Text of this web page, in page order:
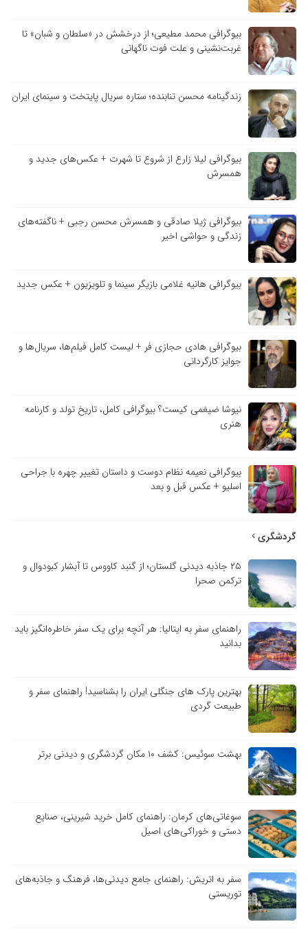
بیوگرافی محمد مطیعی؛ از درخشش در «سلطان و شبان» تا
غربت‌نشینی و علت فوت ناگهانی
زندگینامه محسن تنابنده؛ ستاره سریال پایتخت و سینمای ایران
بیوگرافی لیلا زارع از شروع تا شهرت + عکس‌های جدید و
همسرش
بیوگرافی ژیلا صادقی و همسرش محسن رجبی + ناگفته‌های
زندگی و حواشی اخیر
بیوگرافی هانیه غلامی بازیگر سینما و تلویزیون + عکس جدید
بیوگرافی هادی حجازی فر + لیست کامل فیلم‌ها، سریال‌ها و
جوایز کارگردانی
نیوشا ضیغمی کیست؟ بیوگرافی کامل، تاریخ تولد و کارنامه
هنری
بیوگرافی نعیمه نظام دوست و داستان تغییر چهره با جراحی
اسلیو + عکس قبل و بعد
گردشگری
۲۵ جاذبه دیدنی گلستان؛ از گنبد کاووس تا آبشار کبودوال و
ترکمن صحرا
راهنمای سفر به ایتالیا: هر آنچه برای یک سفر خاطره‌انگیز باید
بدانید
بهترین پارک های جنگلی ایران را بشناسید! راهنمای سفر و
طبیعت گردی
بهشت سوئیس: کشف ۱۰ مکان گردشگری و دیدنی برتر
سوغاتی‌های کرمان: راهنمای کامل خرید شیرینی، صنایع
دستی و خوراکی‌های اصیل
سفر به اتریش: راهنمای جامع دیدنی‌ها، فرهنگ و جاذبه‌های
توریستی